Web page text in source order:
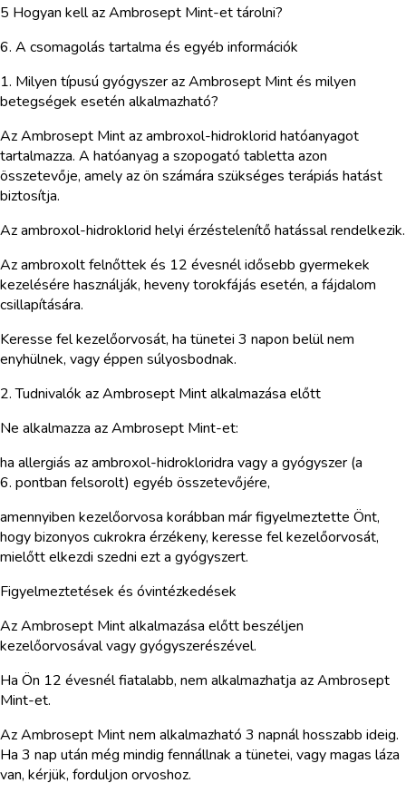
5 Hogyan kell az Ambrosept Mint-et tárolni?
6. A csomagolás tartalma és egyéb információk
1. Milyen típusú gyógyszer az Ambrosept Mint és milyen
betegségek esetén alkalmazható?
Az Ambrosept Mint az ambroxol-hidroklorid hatóanyagot
tartalmazza. A hatóanyag a szopogató tabletta azon
összetevője, amely az ön számára szükséges terápiás hatást
biztosítja.
Az ambroxol-hidroklorid helyi érzéstelenítő hatással rendelkezik.
Az ambroxolt felnőttek és 12 évesnél idősebb gyermekek
kezelésére használják, heveny torokfájás esetén, a fájdalom
csillapítására.
Keresse fel kezelőorvosát, ha tünetei 3 napon belül nem
enyhülnek, vagy éppen súlyosbodnak.
2. Tudnivalók az Ambrosept Mint alkalmazása előtt
Ne alkalmazza az Ambrosept Mint-et:
ha allergiás az ambroxol-hidrokloridra vagy a gyógyszer (a
6. pontban felsorolt) egyéb összetevőjére,
amennyiben kezelőorvosa korábban már figyelmeztette Önt,
hogy bizonyos cukrokra érzékeny, keresse fel kezelőorvosát,
mielőtt elkezdi szedni ezt a gyógyszert.
Figyelmeztetések és óvintézkedések
Az Ambrosept Mint alkalmazása előtt beszéljen
kezelőorvosával vagy gyógyszerészével.
Ha Ön 12 évesnél fiatalabb, nem alkalmazhatja az Ambrosept
Mint-et.
Az Ambrosept Mint nem alkalmazható 3 napnál hosszabb ideig.
Ha 3 nap után még mindig fennállnak a tünetei, vagy magas láza
van, kérjük, forduljon orvoshoz.